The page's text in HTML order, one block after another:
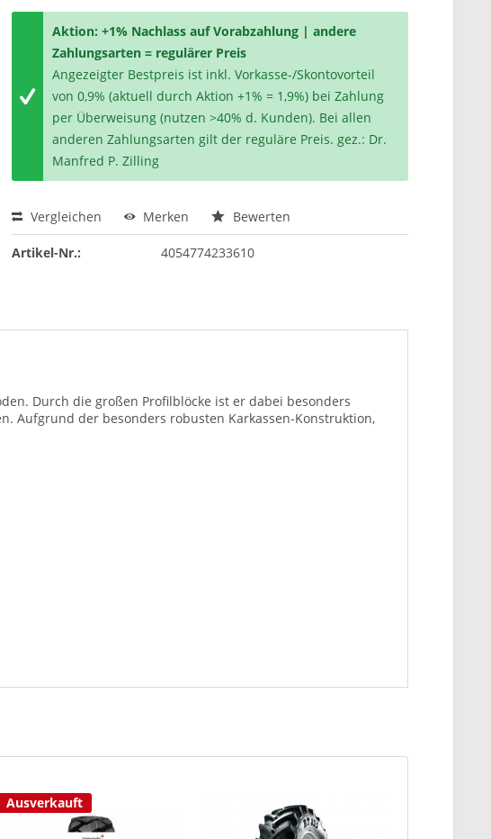
Aktion: +1% Nachlass auf Vorabzahlung | andere
Zahlungsarten = regulärer Preis
Angezeigter Bestpreis ist inkl. Vorkasse-/Skontovorteil
von 0,9% (aktuell durch Aktion +1% = 1,9%) bei Zahlung
per Überweisung (nutzen >40% d. Kunden). Bei allen
anderen Zahlungsarten gilt der reguläre Preis. gez.: Dr.
Manfred P. Zilling
Vergleichen Merken Bewerten
Artikel-Nr.: 4054774233610
Durch die großen Profilblöcke ist er dabei besonders
Aufgrund der besonders robusten Karkassen-Konstruktion,
Ausverkauft